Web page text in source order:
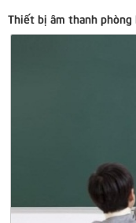
Thiết bị âm thanh phòng